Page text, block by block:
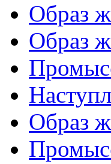
Образ
Образ
Образ